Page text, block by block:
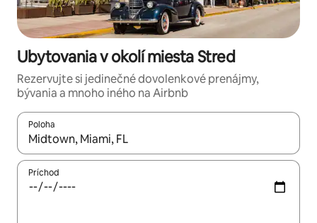
Ubytovania v okolí miesta Stred
Rezervujte si jedinečné dovolenkové prenájmy,
bývania a mnoho iného na Airbnb
Poloha
Keď budú výsledky k dispozícii, môžete si ich prechádzať
Príchod